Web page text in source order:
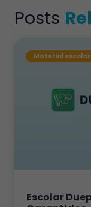
Posts
Material escolar
Escolar